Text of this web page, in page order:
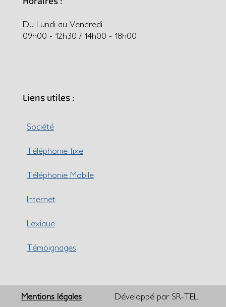
Du Lundi au Vendredi
09h00 - 12h30 / 14h00 - 18h00
Liens utiles :
Société
Téléphonie fixe
Téléphonie Mobile
Internet
Lexique
Témoignages
Mentions légales Développé par SR-TEL